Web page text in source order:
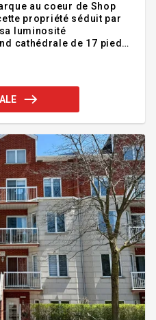
au coeur de Shop
propriété séduit par
luminosité
cathédrale de 17 pieds,
de vie aussi polyvalent
que des
Un garage et deux
de la gestion dans cette